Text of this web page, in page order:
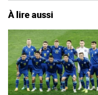
À lire aussi